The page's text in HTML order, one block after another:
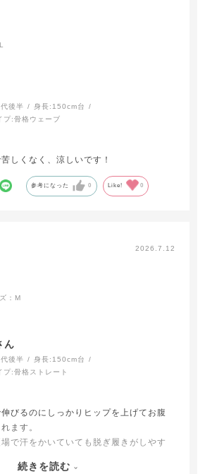
後半 身長: 150cm台
プ:骨格ウェーブ
しくなく、涼しいです！
参考になった 0 Like! 0
2026.7.12
：M
ん
後半 身長: 150cm台
プ:骨格ストレート
びるのにしっかりヒップを上げてお腹
ます。
で汗をかいていても脱ぎ履きがしやす
の補正シリーズをセットで使っている
続きを読む